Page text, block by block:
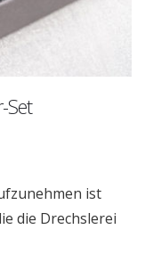
Set
ist
die Drechslerei